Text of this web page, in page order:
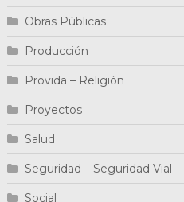
Obras Públicas
Producción
Provida – Religión
Proyectos
Salud
Seguridad – Seguridad Vial
Social